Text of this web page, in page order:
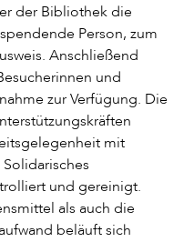
der Bibliothek die
Person, zum
Anschließend
und
zur Verfügung. Die
mit
und gereinigt.
als auch die
beläuft sich